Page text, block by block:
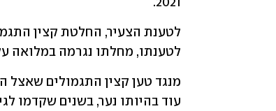
2021.
לטענתו, מחלתו נגרמה במלואה